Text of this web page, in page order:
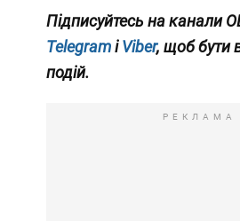
Підписуйтесь на канали
TelegramіViber, щоб бути
подій.
РЕКЛАМА